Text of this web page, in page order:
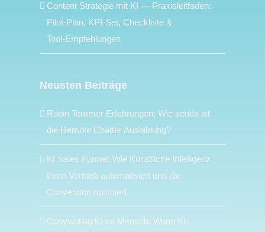
Content Strategie mit KI — Praxisleitfaden:
Pilot‑Plan, KPI‑Set, Checkliste &
Tool‑Empfehlungen
Neusten Beiträge
Robin Temmer Erfahrungen: Wie seriös ist
die Remote Chatter Ausbildung?
KI Sales Funnel: Wie Künstliche Intelligenz
Ihren Vertrieb automatisiert und die
Conversion optimiert
Copywriting KI vs Mensch: Wann KI-